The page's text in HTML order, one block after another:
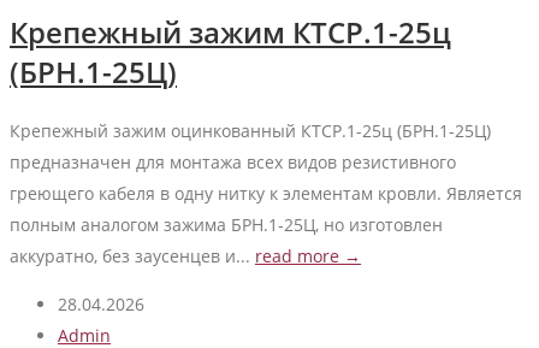
Крепежный зажим КТСР.1-25ц
(БРН.1-25Ц)
Крепежный зажим оцинкованный КТСР.1-25ц (БРН.1-25Ц)
предназначен для монтажа всех видов резистивного
греющего кабеля в одну нитку к элементам кровли. Является
полным аналогом зажима БРН.1-25Ц, но изготовлен
аккуратно, без заусенцев и... read more →
28.04.2026
Admin